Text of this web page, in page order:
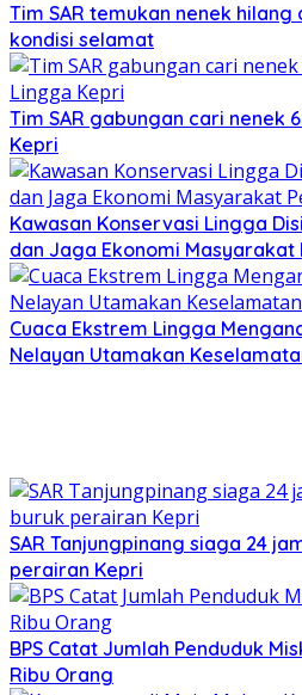
Tim SAR temukan nenek
kondisi selamat
Tim SAR gabungan cari nenek
Kepri
Kawasan Konservasi Lingga
dan Jaga Ekonomi Masyarakat
Cuaca Ekstrem Lingga
Nelayan Utamakan
SAR Tanjungpinang siaga 24
perairan Kepri
BPS Catat Jumlah Penduduk
Ribu Orang